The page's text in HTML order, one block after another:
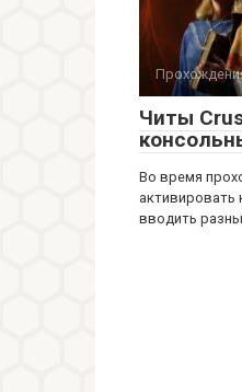
Читы
Во время
вводить